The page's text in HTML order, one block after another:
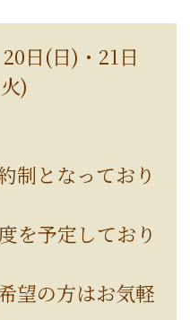
日(日)・21日
)
制となっており
を予定しており
望の方はお気軽